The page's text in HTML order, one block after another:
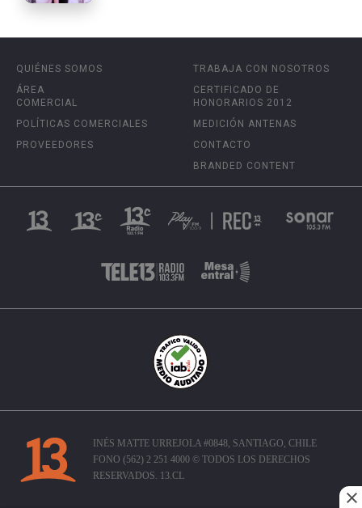
QUIÉNES SOMOS
ÁREA
COMERCIAL
POLÍTICAS COMERCIALES
PROVEEDORES
TRABAJA CON NOSOTROS
CERTIFICADO DE
HONORARIOS 2012
MEDICIÓN ANTENAS
CONTACTO
BRANDED CONTENT
INÉS MATTE URREJOLA #0848, SANTIAGO, CHILE
FONO (562) 2 251 4000 © TODOS LOS DERECHOS
RESERVADOS. 13.CL